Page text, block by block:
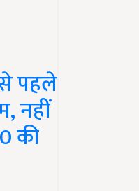
पहले
नहीं
की